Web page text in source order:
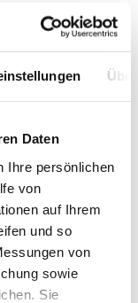
Daten
Ihre persönlichen
von
auf Ihrem
und so
von
sowie
Sie